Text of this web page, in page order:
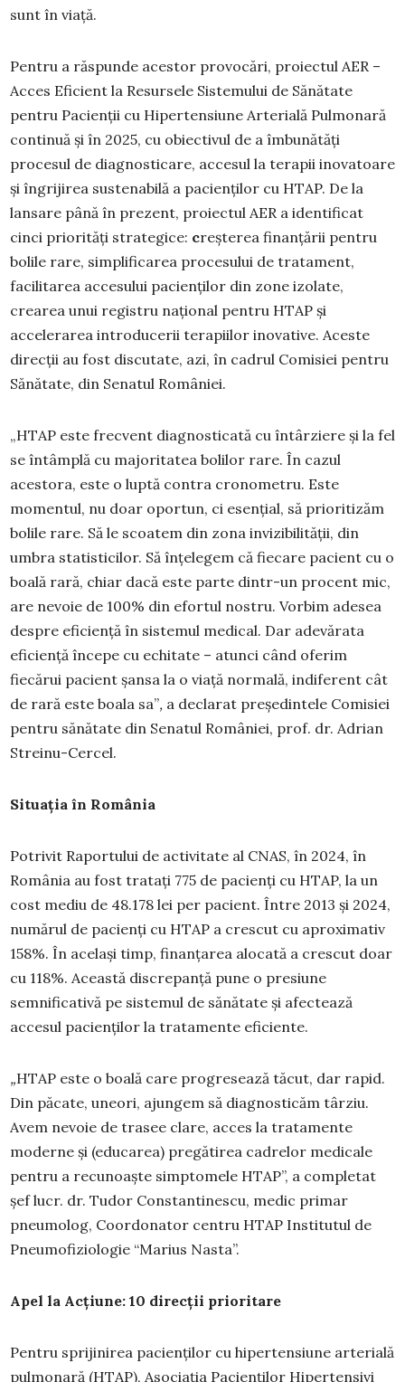
sunt în viață.
Pentru a răspunde acestor provocări, proiectul AER –
Acces Eficient la Resursele Sistemului de Sănătate
pentru Pacienții cu Hipertensiune Arterială Pulmonară
continuă și în 2025, cu obiectivul de a îmbunătăți
procesul de diagnosticare, accesul la terapii inovatoare
și îngrijirea sustenabilă a pacienților cu HTAP. De la
lansare până în prezent, proiectul AER a identificat
cinci priorități strategice: creșterea finanțării pentru
bolile rare, simplificarea procesului de tratament,
facilitarea accesului pacienților din zone izolate,
crearea unui registru național pentru HTAP și
accelerarea introducerii terapiilor inovative. Aceste
direcții au fost discutate, azi, în cadrul Comisiei pentru
Sănătate, din Senatul României.
„HTAP este frecvent diagnosticată cu întârziere și la fel
se întâmplă cu majoritatea bolilor rare. În cazul
acestora, este o luptă contra cronometru. Este
momentul, nu doar oportun, ci esențial, să prioritizăm
bolile rare. Să le scoatem din zona invizibilității, din
umbra statisticilor. Să înțelegem că fiecare pacient cu o
boală rară, chiar dacă este parte dintr-un procent mic,
are nevoie de 100% din efortul nostru. Vorbim adesea
despre eficiență în sistemul medical. Dar adevărata
eficiență începe cu echitate – atunci când oferim
fiecărui pacient șansa la o viață normală, indiferent cât
de rară este boala sa”, a declarat președintele Comisiei
pentru sănătate din Senatul României, prof. dr. Adrian
Streinu-Cercel.
Situația în România
Potrivit Raportului de activitate al CNAS, în 2024, în
România au fost tratați 775 de pacienți cu HTAP, la un
cost mediu de 48.178 lei per pacient. Între 2013 și 2024,
numărul de pacienți cu HTAP a crescut cu aproximativ
158%. În același timp, finanțarea alocată a crescut doar
cu 118%. Această discrepanță pune o presiune
semnificativă pe sistemul de sănătate și afectează
accesul pacienților la tratamente eficiente.
„HTAP este o boală care progresează tăcut, dar rapid.
Din păcate, uneori, ajungem să diagnosticăm târziu.
Avem nevoie de trasee clare, acces la tratamente
moderne și (educarea) pregătirea cadrelor medicale
pentru a recunoaște simptomele HTAP”, a completat
șef lucr. dr. Tudor Constantinescu, medic primar
pneumolog, Coordonator centru HTAP Institutul de
Pneumofiziologie “Marius Nasta”.
Apel la Acțiune: 10 direcții prioritare
Pentru sprijinirea pacienților cu hipertensiune arterială
pulmonară (HTAP), Asociația Pacienților Hipertensivi